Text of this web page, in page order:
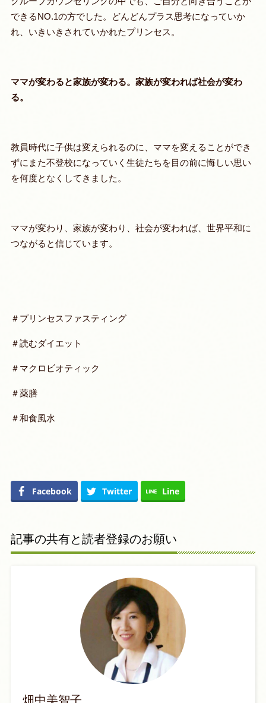
できるNO.1の方でした。どんどんプラス思考になっていか
れ、いきいきされていかれたプリンセス。
ママが変わると家族が変わる。家族が変われば社会が変わ
る。
教員時代に子供は変えられるのに、ママを変えることができ
ずにまた不登校になっていく生徒たちを目の前に悔しい思い
を何度となくしてきました。
ママが変わり、家族が変わり、社会が変われば、世界平和に
つながると信じています。
＃プリンセスファスティング
＃読むダイエット
＃マクロビオティック
＃薬膳
＃和食風水
Facebook Twitter Line
記事の共有と読者登録のお願い
畑中美智子